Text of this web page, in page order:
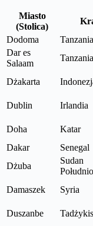
Miasto
(Stolica)
Dodoma
Tanzania
Dar es
Salaam
Tanzania
Dżakarta
Dublin Irlandia
Doha Katar
Dakar
Senegal
Dżuba
Sudan
Damaszek Syria
Duszanbe